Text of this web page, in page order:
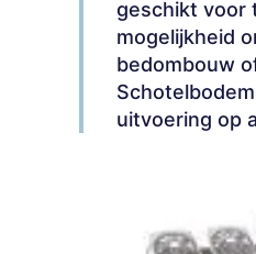
geschikt voor
mogelijkheid
bedombouw
uitvoering op